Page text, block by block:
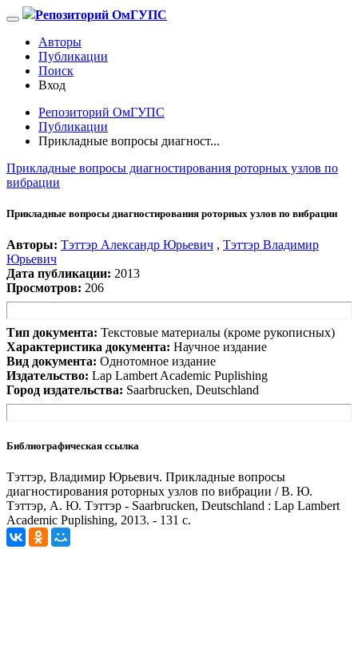
Репозиторий ОмГУПС
Авторы
Публикации
Поиск
Вход
Репозиторий ОмГУПС
Публикации
Прикладные вопросы диагност...
Прикладные вопросы диагностирования роторных узлов по
вибрации
Прикладные вопросы диагностирования роторных узлов по вибрации
Авторы: Тэттэр Александр Юрьевич , Тэттэр Владимир
Юрьевич
Дата публикации: 2013
Просмотров: 206
Тип документа: Текстовые материалы (кроме рукописных)
Характеристика документа: Научное издание
Вид документа: Однотомное издание
Издательство: Lap Lambert Academic Puplishing
Город издательства: Saarbrucken, Deutschland
Библиографическая ссылка
Тэттэр, Владимир Юрьевич. Прикладные вопросы
диагностирования роторных узлов по вибрации / В. Ю.
Тэттэр, А. Ю. Тэттэр - Saarbrucken, Deutschland : Lap Lambert
Academic Puplishing, 2013. - 131 с.